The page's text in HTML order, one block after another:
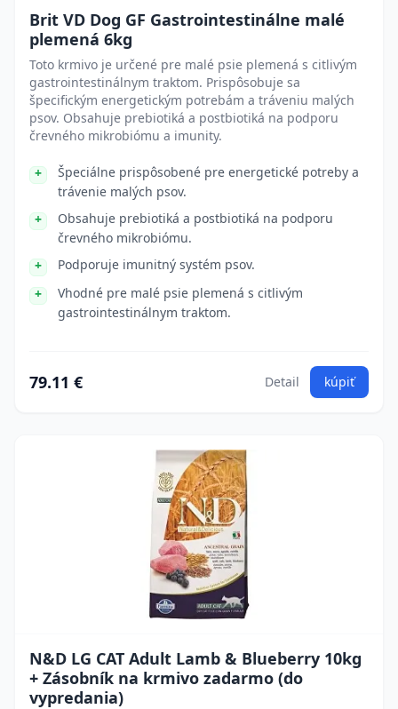
Brit VD Dog GF Gastrointestinálne malé
plemená 6kg
Toto krmivo je určené pre malé psie plemená s citlivým
gastrointestinálnym traktom. Prispôsobuje sa
špecifickým energetickým potrebám a tráveniu malých
psov. Obsahuje prebiotiká a postbiotiká na podporu
črevného mikrobiómu a imunity.
Špeciálne prispôsobené pre energetické potreby a
trávenie malých psov.
Obsahuje prebiotiká a postbiotiká na podporu
črevného mikrobiómu.
Podporuje imunitný systém psov.
Vhodné pre malé psie plemená s citlivým
gastrointestinálnym traktom.
79.11 € Detail kúpiť
N&D LG CAT Adult Lamb & Blueberry 10kg
+ Zásobník na krmivo zadarmo (do
vypredania)